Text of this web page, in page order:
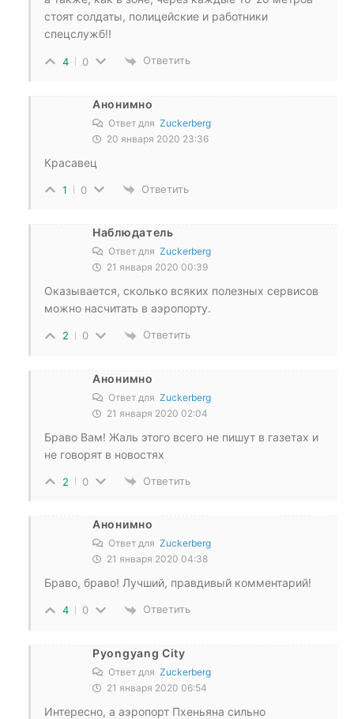
стоят солдаты, полицейские и работники
спецслужб!!
4 0 Ответить
Анонимно
Ответ для Zuckerberg
20 января 2020 23:36
Красавец
1 0 Ответить
Наблюдатель
Ответ для Zuckerberg
21 января 2020 00:39
Оказывается, сколько всяких полезных сервисов
можно насчитать в аэропорту.
2 0 Ответить
Анонимно
Ответ для Zuckerberg
21 января 2020 02:04
Браво Вам! Жаль этого всего не пишут в газетах и
не говорят в новостях
2 0 Ответить
Анонимно
Ответ для Zuckerberg
21 января 2020 04:38
Браво, браво! Лучший, правдивый комментарий!
4 0 Ответить
Pyongyang City
Ответ для Zuckerberg
21 января 2020 06:54
Интересно, а аэропорт Пхеньяна сильно